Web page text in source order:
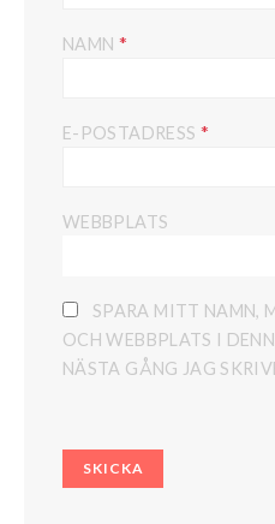
NAMN *
E-POSTADRESS *
WEBBPLATS
SPARA MITT NAMN,
OCH WEBBPLATS I
NÄSTA GÅNG JAG